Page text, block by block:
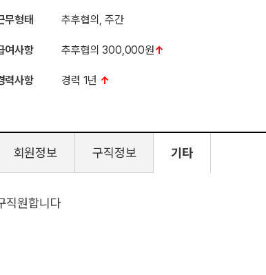
무형태 추후협의, 주간
여사항 추후협의 300,000원↑
력사항 경력 1년 ↑
회원정보 구직정보 기타
직원합니다